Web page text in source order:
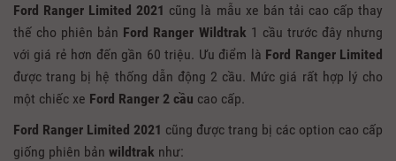
Ford Ranger Limited 2021 cũng là mẫu xe bán tải cao cấp thay
thế cho phiên bản Ford Ranger Wildtrak 1 cầu trước đây nhưng
với giá rẻ hơn đến gần 60 triệu. Ưu điểm là Ford Ranger Limited
được trang bị hệ thống dẫn động 2 cầu. Mức giá rất hợp lý cho
một chiếc xe Ford Ranger 2 cầu cao cấp.
Ford Ranger Limited 2021 cũng được trang bị các option cao cấp
giống phiên bản wildtrak như: